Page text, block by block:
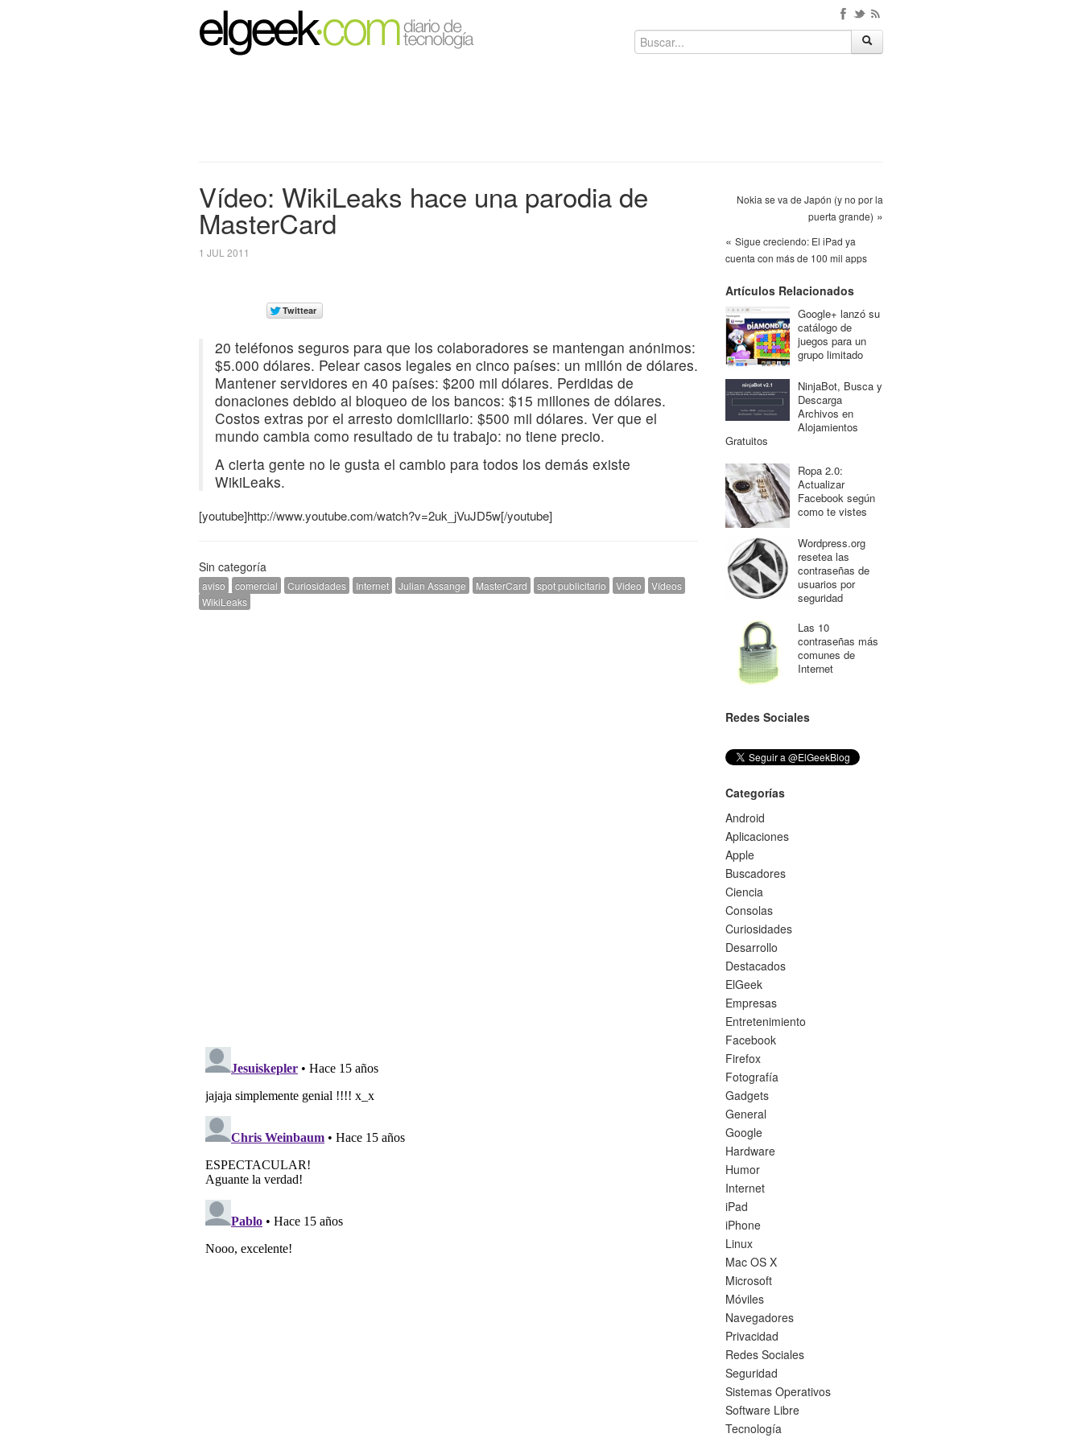
Vídeo: WikiLeaks hace una parodia de
MasterCard
1 JUL 2011
20 teléfonos seguros para que los colaboradores se mantengan anónimos:
$5.000 dólares. Pelear casos legales en cinco países: un millón de dólares.
Mantener servidores en 40 países: $200 mil dólares. Perdidas de
donaciones debido al bloqueo de los bancos: $15 millones de dólares.
Costos extras por el arresto domiciliario: $500 mil dólares. Ver que el
mundo cambia como resultado de tu trabajo: no tiene precio.
A cierta gente no le gusta el cambio para todos los demás existe
WikiLeaks.
[youtube]http://www.youtube.com/watch?v=2uk_jVuJD5w[/youtube]
Sin categoría
aviso comercial Curiosidades Internet Julian Assange MasterCard spot publicitario Video
Vídeos
WikiLeaks
Nokia se va de Japón (y no por la
puerta grande) »
« Sigue creciendo: El iPad ya
cuenta con más de 100 mil apps
Artículos Relacionados
Google+ lanzó su
catálogo de
juegos para un
grupo limitado
NinjaBot, Busca y
Descarga
Archivos en
Alojamientos
Gratuitos
Ropa 2.0:
Actualizar
Facebook según
como te vistes
Wordpress.org
resetea las
contraseñas de
usuarios por
seguridad
Las 10
contraseñas más
comunes de
Internet
Redes Sociales
Categorías
Android
Aplicaciones
Apple
Buscadores
Ciencia
Consolas
Curiosidades
Desarrollo
Destacados
ElGeek
Empresas
Entretenimiento
Facebook
Firefox
Fotografía
Gadgets
General
Google
Hardware
Humor
Internet
iPad
iPhone
Linux
Mac OS X
Microsoft
Móviles
Navegadores
Privacidad
Redes Sociales
Seguridad
Sistemas Operativos
Software Libre
Tecnología